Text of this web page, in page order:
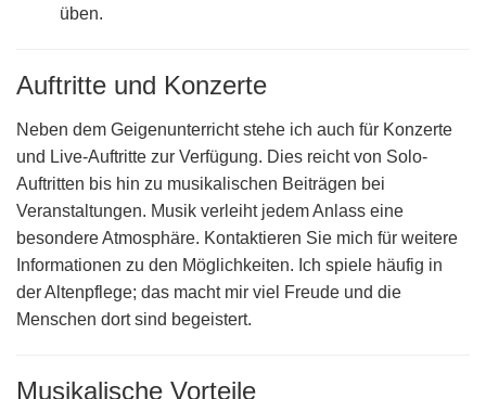
üben.
Auftritte und Konzerte
Neben dem Geigenunterricht stehe ich auch für Konzerte
und Live-Auftritte zur Verfügung. Dies reicht von Solo-
Auftritten bis hin zu musikalischen Beiträgen bei
Veranstaltungen. Musik verleiht jedem Anlass eine
besondere Atmosphäre. Kontaktieren Sie mich für weitere
Informationen zu den Möglichkeiten. Ich spiele häufig in
der Altenpflege; das macht mir viel Freude und die
Menschen dort sind begeistert.
Musikalische Vorteile